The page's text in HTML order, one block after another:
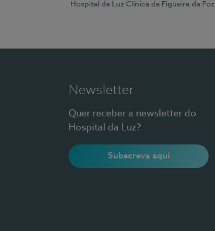
Hospital da Luz Clínica da Figueira da Foz
Newsletter
Quer receber a newsletter do
Hospital da Luz?
Subscreva aqui